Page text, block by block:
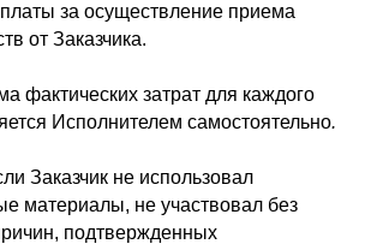
за осуществление приема
от Заказчика.
фактических затрат для каждого
Исполнителем самостоятельно.
Заказчик не использовал
материалы, не участвовал без
подтвержденных